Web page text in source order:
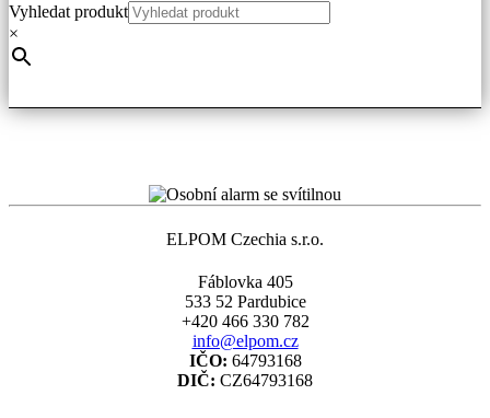
vybrat
Vyhledat produkt
×
ELPOM Czechia s.r.o.
Fáblovka 405
533 52 Pardubice
+420 466 330 782
info@elpom.cz
IČO: 64793168
DIČ: CZ64793168